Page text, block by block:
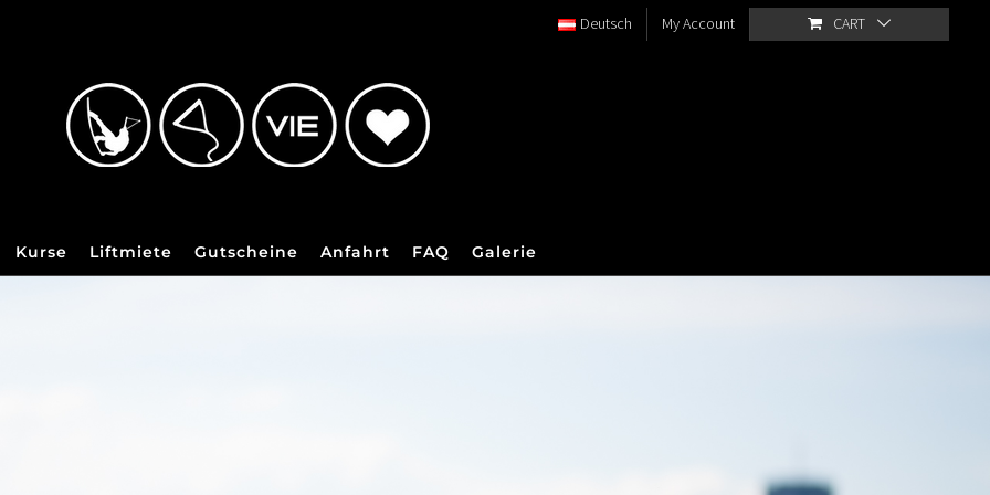
Deutsch My Account CART
Kurse Liftmiete Gutscheine Anfahrt FAQ Galerie